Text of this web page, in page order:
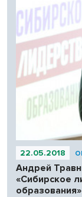
22.05.2018
Андрей
«Сибирское
образования»